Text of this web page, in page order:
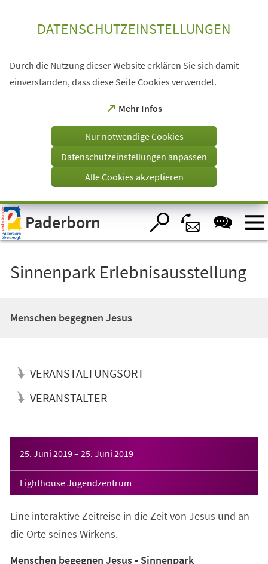
Visuelle
Assistenzsoftware
öffnen.
DATENSCHUTZEINSTELLUNGEN
Durch die Nutzung dieser Website erklären Sie sich damit
einverstanden, dass diese Seite Cookies verwendet.
Mehr Infos
(Öffnet
einem
Tab)
Nur notwendige Cookies
Datenschutzeinstellungen anpassen
Alle Cookies akzeptieren
Paderborn
Sinnenpark Erlebnisausstellung
Menschen begegnen Jesus
VERANSTALTUNGSORT
VERANSTALTER
25. Juni 2019– 25. Juni 2019
Lighthouse Jugendzentrum
Eine interaktive Zeitreise in die Zeit von Jesus und an
die Orte seines Wirkens.
Menschen begegnen Jesus - Sinnenpark